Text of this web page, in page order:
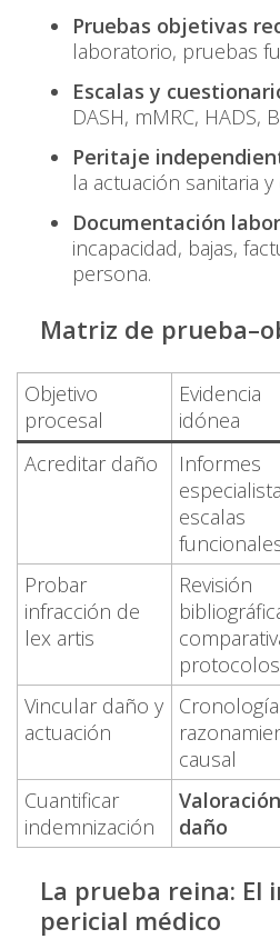
Pruebas objetivas
laboratorio, pruebas
Escalas y
DASH, mMRC, HADS,
Peritaje
la actuación sanitaria
Documentación
incapacidad, bajas,
persona.
Matriz de
Objetivo
procesal
Evidencia
idónea
Acreditar daño
Informes
escalas
Probar
infracción de
lex artis
Revisión
protocolos
Vincular daño y
actuación
causal
Cuantificar
indemnización
daño
La prueba reina: El
pericial médico